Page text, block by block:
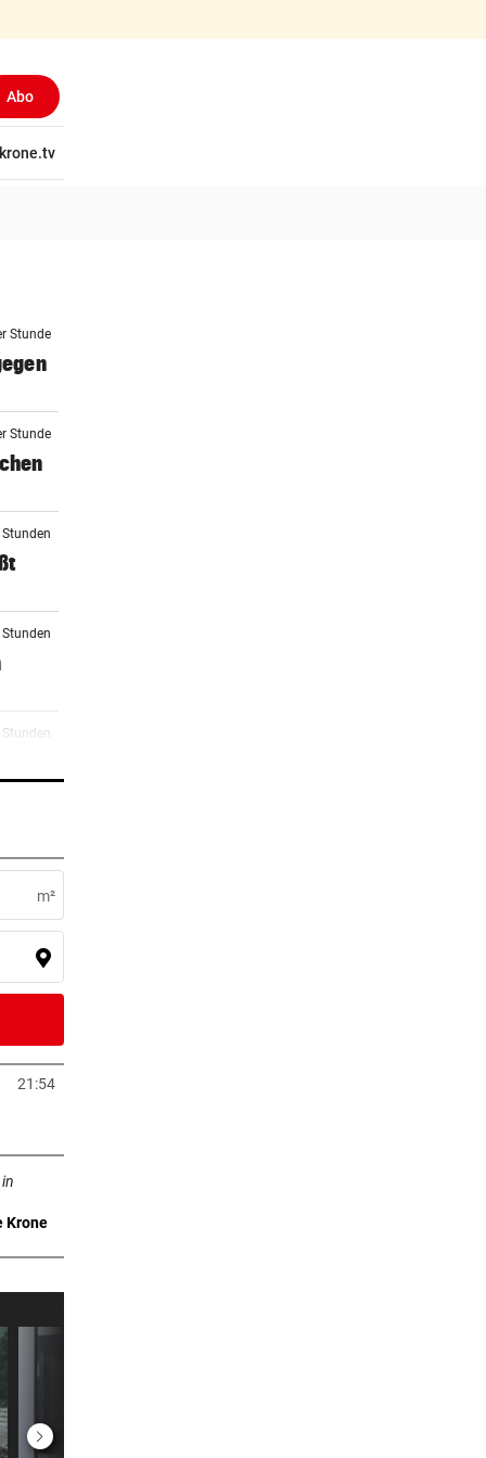
Abo
krone.tv
Stunde
Stunde
Stunden
m²
21:54
Tab öffnen
neuem Tab öffnen
Krone